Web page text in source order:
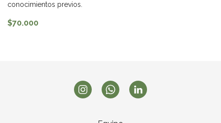
conocimientos previos.
$70.000